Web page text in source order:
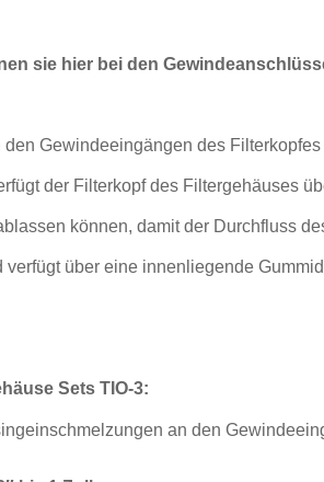
sie hier bei den
Gewindeeingängen des
der Filterkopf des Filtergehäuses
können, damit der Durchfluss
über eine innenliegende
Sets TIO-3:
an den